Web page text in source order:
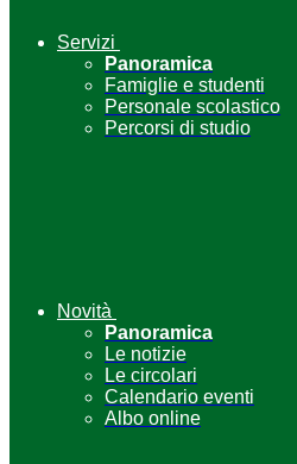
Servizi
Panoramica
Famiglie e studenti
Personale scolastico
Percorsi di studio
Novità
Panoramica
Le notizie
Le circolari
Calendario eventi
Albo online